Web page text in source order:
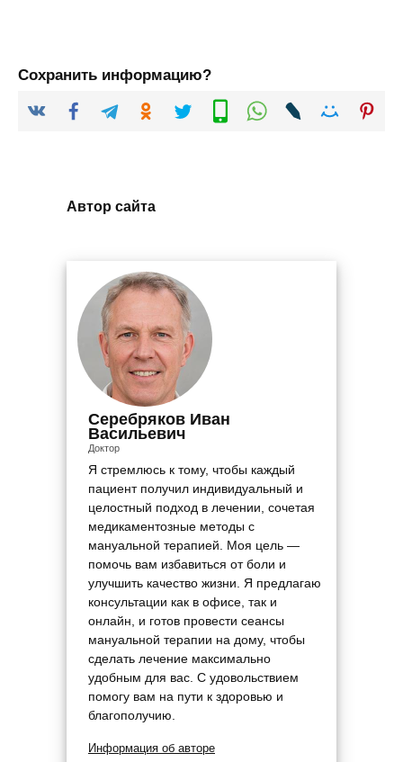
Сохранить информацию?
Автор сайта
Серебряков Иван
Васильевич
Доктор
Я стремлюсь к тому, чтобы каждый
пациент получил индивидуальный и
целостный подход в лечении, сочетая
медикаментозные методы с
мануальной терапией. Моя цель —
помочь вам избавиться от боли и
улучшить качество жизни. Я предлагаю
консультации как в офисе, так и
онлайн, и готов провести сеансы
мануальной терапии на дому, чтобы
сделать лечение максимально
удобным для вас. С удовольствием
помогу вам на пути к здоровью и
благополучию.
Информация об авторе